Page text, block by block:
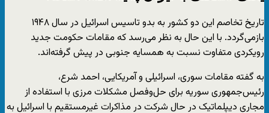
تاریخ تخاصم این دو کشور به بدو تاسیس اسرائیل در سال ۱۹۴۸
بازمی‌گردد. با این حال به نظر می‌رسد که مقامات حکومت جدید
رویکردی متفاوت نسبت به همسایه جنوبی در پیش گرفته‌اند.
به گفته مقامات سوری، اسرائیلی و آمریکایی، احمد شرع،
رئیس‌جمهوری سوریه برای حل‌وفصل مشکلات مرزی با استفاده از
مجاری دیپلماتیک در حال شرکت در مذاکرات غیرمستقیم با اسرائیل به